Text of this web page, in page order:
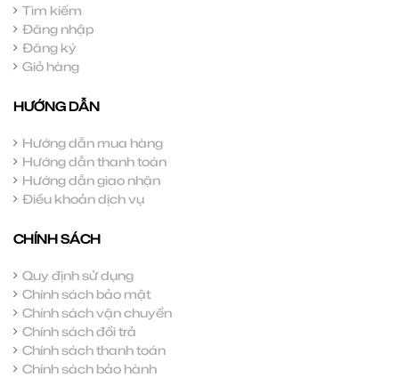
Tìm kiếm
Đăng nhập
Đăng ký
Giỏ hàng
HƯỚNG DẪN
Hướng dẫn mua hàng
Hướng dẫn thanh toán
Hướng dẫn giao nhận
Điều khoản dịch vụ
CHÍNH SÁCH
Quy định sử dụng
Chính sách bảo mật
Chính sách vận chuyển
Chính sách đổi trả
Chính sách thanh toán
Chính sách bảo hành